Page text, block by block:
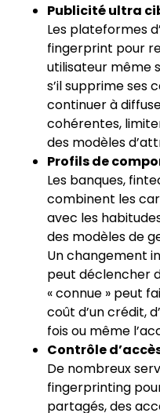
Publicité ultra
Les plateformes d’
fingerprint pour
utilisateur même
s’il supprime ses
continuer à
cohérentes,
des modèles
Profils de
Les banques,
combinent les
avec les
des modèles de
Un changement
peut déclencher
« connue » peut
coût d’un crédit,
fois ou même
Contrôle
De nombreux
fingerprinting
partagés, des